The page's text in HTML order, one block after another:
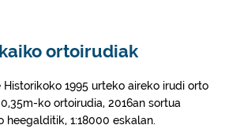
ortoirudiak
Historikoko 1995 urteko aireko irudi orto
ko ortoirudia, 2016an sortua
heegalditik, 1:18000 eskalan.